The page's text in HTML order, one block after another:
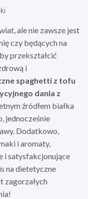
ale nie zawsze jest
czy będących na
przekształcić
i
spaghetti z tofu
dania z
źródłem białka
jednocześnie
Dodatkowo,
i aromaty,
i satysfakcjonujące
na dietetyczne
zagorzałych